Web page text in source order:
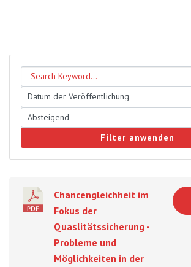
Filter anwenden
Chancengleichheit im
Fokus der
Quaslitätssicherung -
Probleme und
Möglichkeiten in der